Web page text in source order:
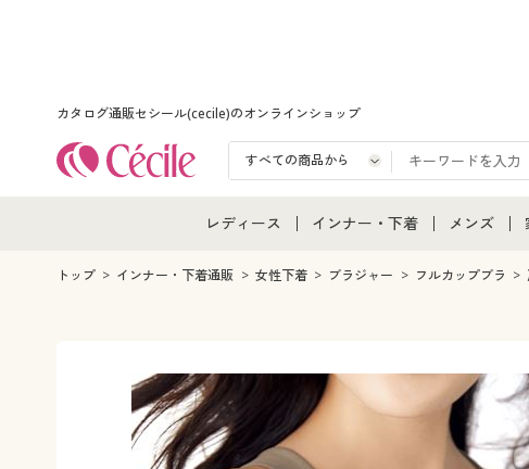
カタログ通販セシール(cecile)のオンラインショップ
レディース
レディース通販すべて
女性下着
インナー・下着
インナー・下着通販すべて
メンズ下着
ジュニア・ティーンズ下着
メンズ
メンズ通
メンズ下着
トップ インナー・下着通販 女性下着 ブラジャー フルカップブラ